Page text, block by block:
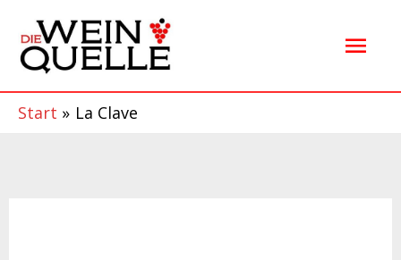
Inhalt
springen
Start La Clave